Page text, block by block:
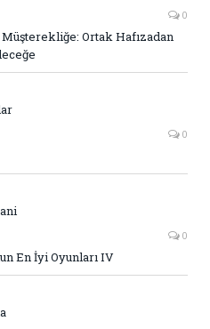
0
Ortak Hafızadan
0
0
En İyi Oyunları IV